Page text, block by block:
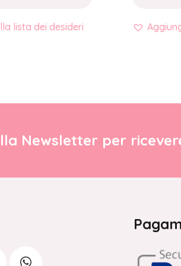
lista dei desideri
Newsletter per